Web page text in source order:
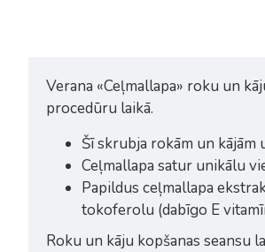
Verana «Ceļmallapa» roku un
procedūru laikā.
Šī skrubja rokām un kājām
Ceļmallapa satur unikālu
Papildus ceļmallapa
tokoferolu (dabīgo E
Roku un kāju kopšanas seansu